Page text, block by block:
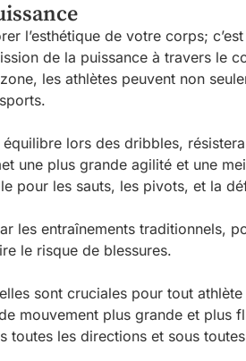
l’esthétique de votre corps;
de la puissance à travers le
les athlètes peuvent non
lors des dribbles,
une plus grande agilité et une
pour les sauts, les pivots, et la
les entraînements traditionnels,
le risque de blessures.
sont cruciales pour tout athlète
mouvement plus grande et plus
toutes les directions et sous